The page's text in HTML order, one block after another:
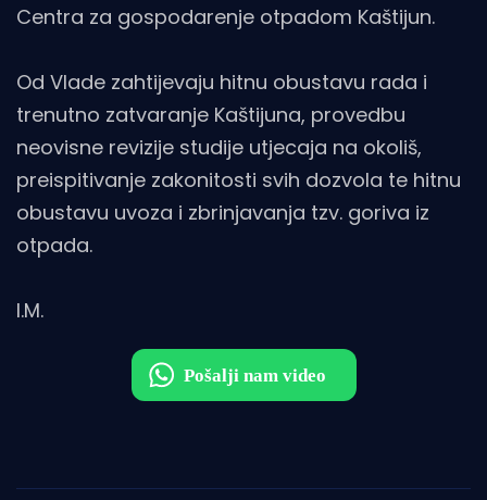
Centra za gospodarenje otpadom Kaštijun.
Od Vlade zahtijevaju hitnu obustavu rada i
trenutno zatvaranje Kaštijuna, provedbu
neovisne revizije studije utjecaja na okoliš,
preispitivanje zakonitosti svih dozvola te hitnu
obustavu uvoza i zbrinjavanja tzv. goriva iz
otpada.
I.M.